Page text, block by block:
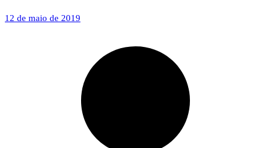
12 de maio de 2019